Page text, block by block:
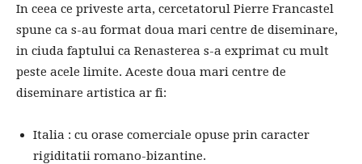
In ceea ce priveste arta, cercetatorul Pierre Francastel
spune ca s-au format doua mari centre de diseminare,
in ciuda faptului ca Renasterea s-a exprimat cu mult
peste acele limite. Aceste doua mari centre de
diseminare artistica ar fi:
Italia : cu orase comerciale opuse prin caracter
rigiditatii romano-bizantine.